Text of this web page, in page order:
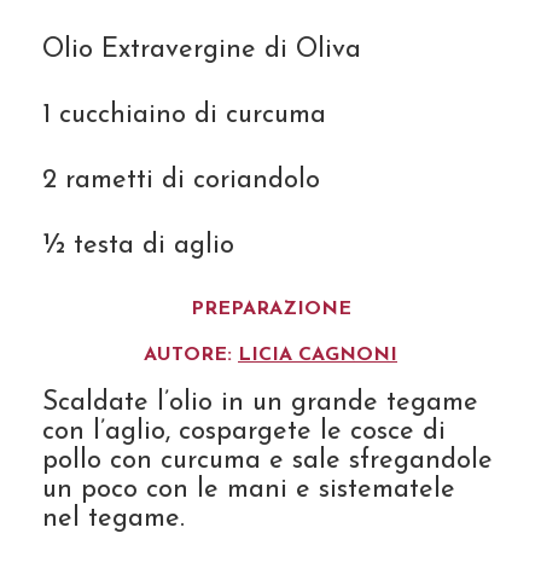
Olio Extravergine di Oliva
1 cucchiaino di curcuma
2 rametti di coriandolo
½ testa di aglio
PREPARAZIONE
AUTORE: LICIA CAGNONI
Scaldate l’olio in un grande tegame
con l’aglio, cospargete le cosce di
pollo con curcuma e sale sfregandole
un poco con le mani e sistematele
nel tegame.